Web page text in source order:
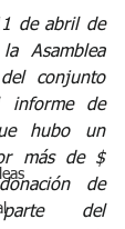
de abril de
Asamblea
conjunto
informe de
hubo un
más de $
de
del